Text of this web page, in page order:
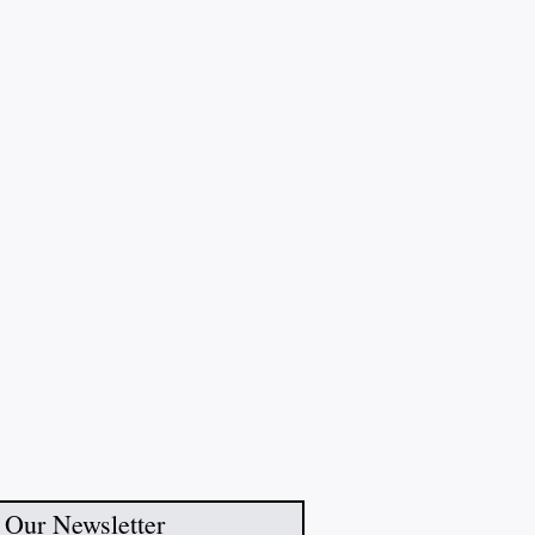
Newsletter